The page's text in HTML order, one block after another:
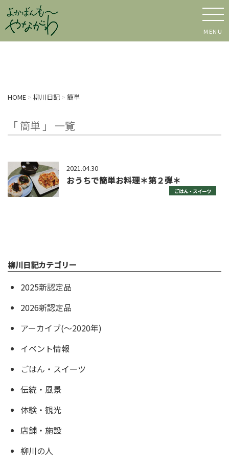
MENU
HOME > 柳川日記 > 簡単
「 簡単 」 一覧
2021.04.30
おうちで簡単お料理＊第２弾＊
ごはん・スイーツ
柳川日記カテゴリー
2025新認定品
2026新認定品
アーカイブ(〜2020年)
イベント情報
ごはん・スイーツ
伝統・風景
体験・観光
店舗・施設
柳川の人